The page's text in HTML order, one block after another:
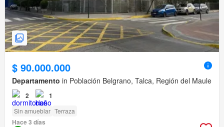
$ 90.000.000
Departamento in Población Belgrano, Talca, Región del Maule
2 1
Sin amueblar Terraza
Hace 3 días